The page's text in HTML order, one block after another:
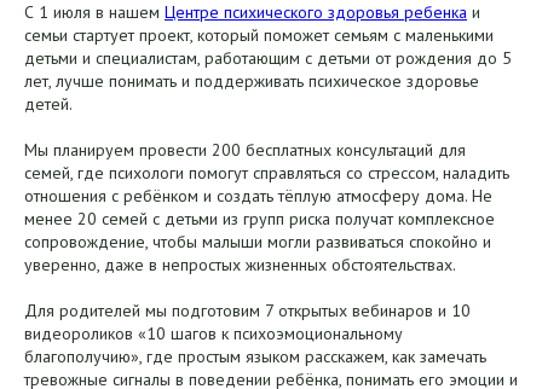
С 1 июля в нашем Центре психического здоровья ребенка и
семьи стартует проект, который поможет семьям с маленькими
детьми и специалистам, работающим с детьми от рождения до 5
лет, лучше понимать и поддерживать психическое здоровье
детей.
Мы планируем провести 200 бесплатных консультаций для
семей, где психологи помогут справляться со стрессом, наладить
отношения с ребёнком и создать тёплую атмосферу дома. Не
менее 20 семей с детьми из групп риска получат комплексное
сопровождение, чтобы малыши могли развиваться спокойно и
уверенно, даже в непростых жизненных обстоятельствах.
Для родителей мы подготовим 7 открытых вебинаров и 10
видеороликов «10 шагов к психоэмоциональному
благополучию», где простым языком расскажем, как замечать
тревожные сигналы в поведении ребёнка, понимать его эмоции и